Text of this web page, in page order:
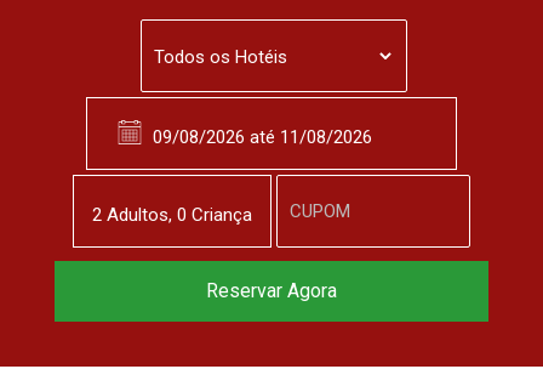
2 Adultos, 0 Criança
Reservar Agora